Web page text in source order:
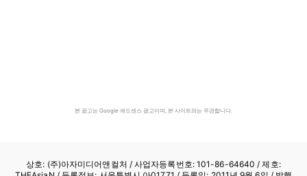
본 광고는 Google 애드센스 광고이며, 본 사이트와는 무관합니다.
상호: (주)아자미디어앤컬처 /사업자등록번호: 101-86-64640 / 제호: